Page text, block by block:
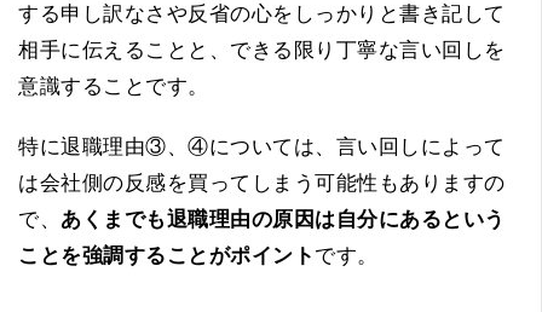
する申し訳なさや反省の心をしっかりと書き記して
相手に伝えることと、できる限り丁寧な言い回しを
意識することです。
特に退職理由③、④については、言い回しによって
は会社側の反感を買ってしまう可能性もありますの
で、 あくまでも退職理由の原因は自分にあるという
ことを強調することがポイント です。